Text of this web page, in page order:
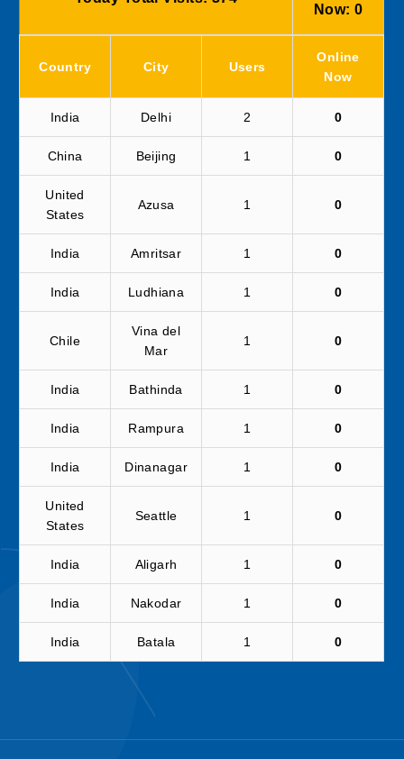
Now: 0
Country City Users
Online
Now
India Delhi 2 0
China Beijing 1 0
United
States
Azusa 1 0
India Amritsar 1 0
India Ludhiana 1 0
Chile
Vina del
Mar
1 0
India Bathinda 1 0
India Rampura 1 0
India Dinanagar 1 0
United
States
Seattle 1 0
India Aligarh 1 0
India Nakodar 1 0
India Batala 1 0